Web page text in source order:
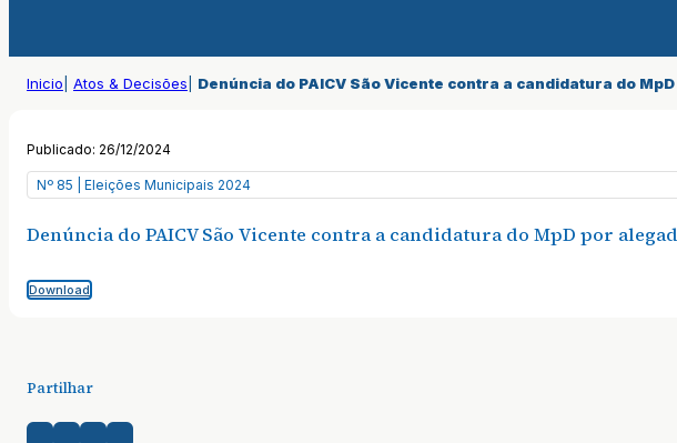
Inicio Atos & Decisões Denúncia do PAICV São Vicente contra a candidatura do
Publicado: 26/12/2024
Nº 85 | Eleições Municipais 2024
Denúncia do PAICV São Vicente contra a candidatura do MpD por
Download
Partilhar